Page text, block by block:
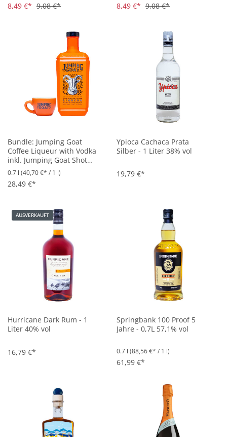
8,49 €* 9,08 €* 8,49 €* 9,08 €*
Bundle: Jumping Goat
Coffee Liqueur with Vodka
inkl. Jumping Goat Shot
Cup - 0,7L 33% vol
0.7 l (40,70 €* / 1 l)
28,49 €*
Ypioca Cachaca Prata
Silber - 1 Liter 38% vol
19,79 €*
AUSVERKAUFT
Hurricane Dark Rum - 1
Liter 40% vol
16,79 €*
Springbank 100 Proof 5
Jahre - 0,7L 57,1% vol
0.7 l (88,56 €* / 1 l)
61,99 €*